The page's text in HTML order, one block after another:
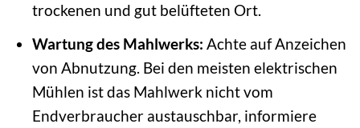
trockenen und gut belüfteten Ort.
Wartung des Mahlwerks: Achte auf Anzeichen
von Abnutzung. Bei den meisten elektrischen
Mühlen ist das Mahlwerk nicht vom
Endverbraucher austauschbar, informiere